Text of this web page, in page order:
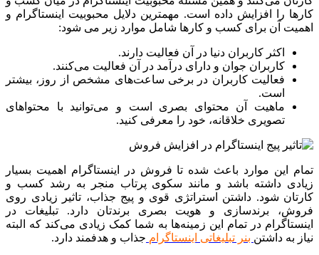
کارها را افزایش داده است. مهمترین دلایل محبوبیت اینستاگرام و
اهمیت آن برای کسب ‌و کارها شامل موارد زیر می شود:
اکثر کاربران دنیا در آن فعالیت دارند.
کاربران جوان و دارای درآمد در آن فعالیت می‌کنند.
فعالیت کاربران در برخی ساعت‌های مشخص از روز، بیشتر
است.
ماهیت آن محتوای بصری است و می‌توانید با محتواهای
تصویری خلاقانه، خود را معرفی کنید.
تمام این موارد باعث شده تا فروش در اینستاگرام اهمیت بسیار
زیادی داشته باشد و مانند سکوی پرتاب منجر به رشد کسب ‌و
کارتان شود. داشتن استراتژی قوی و پیج جذاب، تاثیر زیادی روی
فروش، برندسازی و هویت بصری برندتان دارد. تبلیغات در
اینستاگرام در تمام این زمینه‌ها به شما کمک زیادی می‌کند که البته
نیاز به داشتن بنر تبلیغاتی اینستاگرام جذاب و هدفمند دارد.